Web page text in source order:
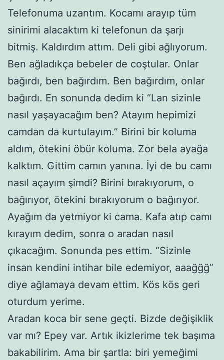
Telefonuma uzantım. Kocamı arayıp tüm
sinirimi alacaktım ki telefonun da şarjı
bitmiş. Kaldırdım attım. Deli gibi ağlıyorum.
Ben ağladıkça bebeler de coştular. Onlar
bağırdı, ben bağırdım. Ben bağırdım, onlar
bağırdı. En sonunda dedim ki “Lan sizinle
nasıl yaşayacağım ben? Atayım hepimizi
camdan da kurtulayım.” Birini bir koluma
aldım, ötekini öbür koluma. Zor bela ayağa
kalktım. Gittim camın yanına. İyi de bu camı
nasıl açayım şimdi? Birini bırakıyorum, o
bağırıyor, ötekini bırakıyorum o bağırıyor.
Ayağım da yetmiyor ki cama. Kafa atıp camı
kırayım dedim, sonra o aradan nasıl
çıkacağım. Sonunda pes ettim. “Sizinle
insan kendini intihar bile edemiyor, aaağğğ”
diye ağlamaya devam ettim. Kös kös geri
oturdum yerime.
Aradan koca bir sene geçti. Bizde değişiklik
var mı? Epey var. Artık ikizlerime tek başıma
bakabilirim. Ama bir şartla: biri yemeğimi